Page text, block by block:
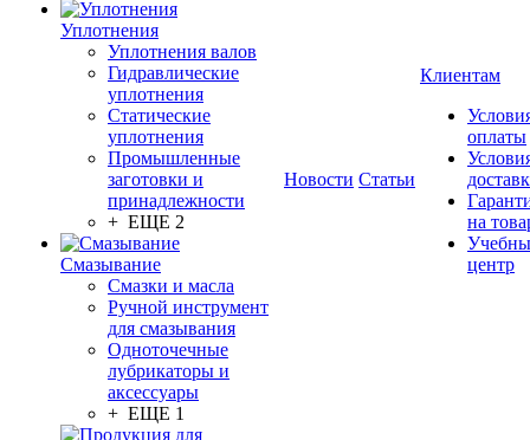
Уплотнения
Уплотнения валов
Гидравлические
уплотнения
Статические
уплотнения
Промышленные
заготовки и
принадлежности
+ ЕЩЕ 2
Смазывание
Смазки и масла
Ручной инструмент
для смазывания
Одноточечные
лубрикаторы и
аксессуары
+ ЕЩЕ 1
Новости Статьи
Клиентам
оплаты
на
центр